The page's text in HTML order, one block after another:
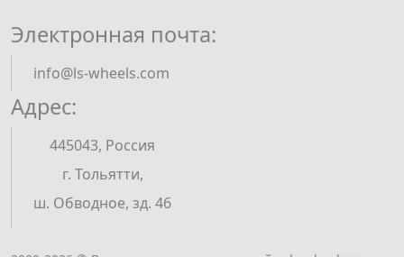
Адрес:
445043, Россия
г. Тольятти,
ш. Обводное, зд. 46
Электронная почта:
info@ls-wheels.com